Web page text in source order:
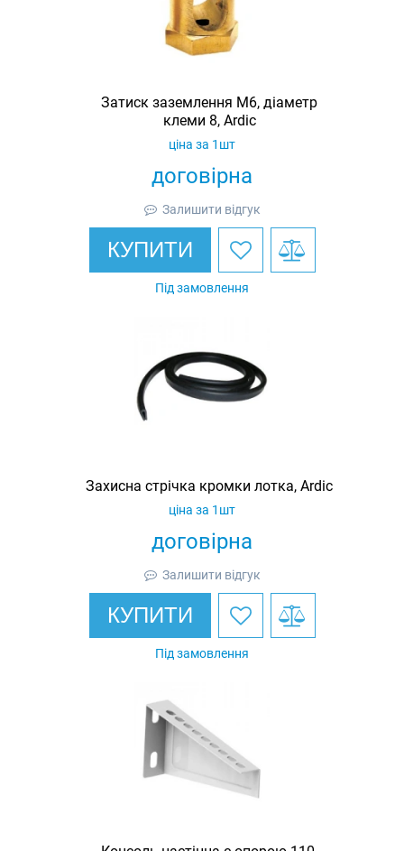
Затиск заземлення M6, діаметр
клеми 8, Ardic
договірна
ціна за 1шт
Залишити відгук
КУПИТИ
Під замовлення
Захисна стрічка кромки лотка, Ardic
договірна
ціна за 1шт
Залишити відгук
КУПИТИ
Під замовлення